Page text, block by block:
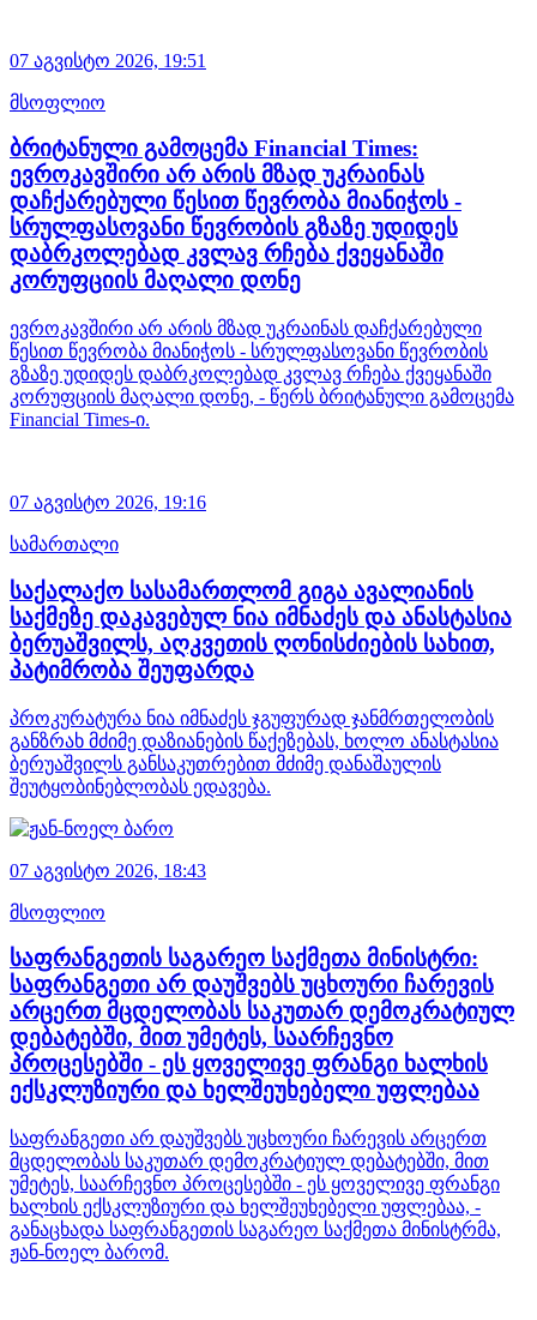
07 აგვისტო 2026, 19:51
მსოფლიო
ბრიტანული გამოცემა Financial Times:
ევროკავშირი არ არის მზად უკრაინას
დაჩქარებული წესით წევრობა მიანიჭოს -
სრულფასოვანი წევრობის გზაზე უდიდეს
დაბრკოლებად კვლავ რჩება ქვეყანაში
კორუფციის მაღალი დონე
ევროკავშირი არ არის მზად უკრაინას დაჩქარებული
წესით წევრობა მიანიჭოს - სრულფასოვანი წევრობის
გზაზე უდიდეს დაბრკოლებად კვლავ რჩება ქვეყანაში
კორუფციის მაღალი დონე, - წერს ბრიტანული გამოცემა
Financial Times-ი.
07 აგვისტო 2026, 19:16
სამართალი
საქალაქო სასამართლომ გიგა ავალიანის
საქმეზე დაკავებულ ნია იმნაძეს და ანასტასია
ბერუაშვილს, აღკვეთის ღონისძიების სახით,
პატიმრობა შეუფარდა
პროკურატურა ნია იმნაძეს ჯგუფურად ჯანმრთელობის
განზრახ მძიმე დაზიანების წაქეზებას, ხოლო ანასტასია
ბერუაშვილს განსაკუთრებით მძიმე დანაშაულის
შეუტყობინებლობას ედავება.
07 აგვისტო 2026, 18:43
მსოფლიო
საფრანგეთის საგარეო საქმეთა მინისტრი:
საფრანგეთი არ დაუშვებს უცხოური ჩარევის
არცერთ მცდელობას საკუთარ დემოკრატიულ
დებატებში, მით უმეტეს, საარჩევნო
პროცესებში - ეს ყოველივე ფრანგი ხალხის
ექსკლუზიური და ხელშეუხებელი უფლებაა
საფრანგეთი არ დაუშვებს უცხოური ჩარევის არცერთ
მცდელობას საკუთარ დემოკრატიულ დებატებში, მით
უმეტეს, საარჩევნო პროცესებში - ეს ყოველივე ფრანგი
ხალხის ექსკლუზიური და ხელშეუხებელი უფლებაა, -
განაცხადა საფრანგეთის საგარეო საქმეთა მინისტრმა,
ჟან-ნოელ ბარომ.